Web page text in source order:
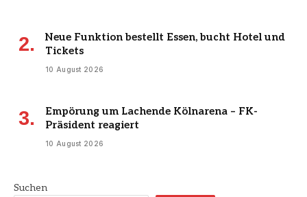
Neue Funktion bestellt Essen, bucht Hotel und
Tickets
10 August 2026
Empörung um Lachende Kölnarena – FK-
Präsident reagiert
10 August 2026
Suchen